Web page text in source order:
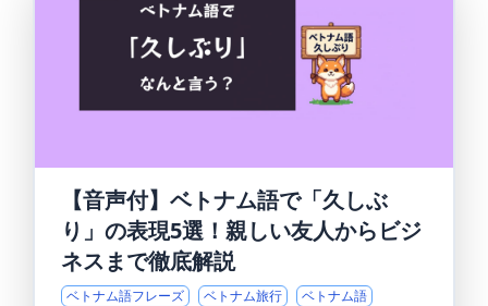
【音声付】ベトナム語で「久しぶ
り」の表現5選！親しい友人からビジ
ネスまで徹底解説
ベトナム語フレーズ ベトナム旅行
ベトナム語